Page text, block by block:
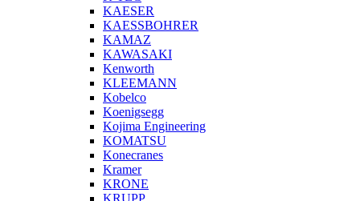
KAESER
KAESSBOHRER
KAMAZ
KAWASAKI
Kenworth
KLEEMANN
Kobelco
Koenigsegg
Kojima Engineering
KOMATSU
Konecranes
Kramer
KRONE